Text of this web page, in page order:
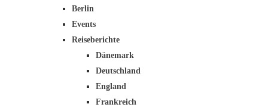
Berlin
Events
Reiseberichte
Dänemark
Deutschland
England
Frankreich